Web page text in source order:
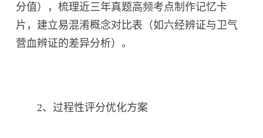
分值），梳理近三年真题高频考点制作记忆卡
片，建立易混淆概念对比表（如六经辨证与卫气
营血辨证的差异分析）。
2、过程性评分优化方案